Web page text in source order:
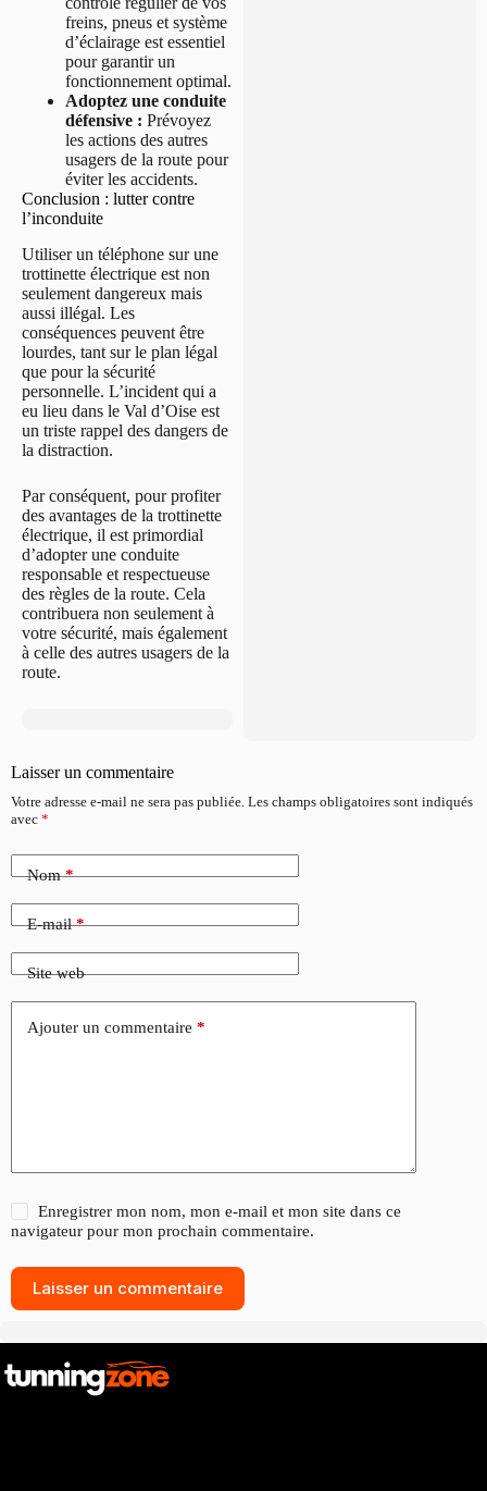
freins, pneus et système
d’éclairage est essentiel
pour garantir un
fonctionnement optimal.
Adoptez une conduite
défensive : Prévoyez
les actions des autres
usagers de la route pour
éviter les accidents.
Conclusion : lutter contre
l’inconduite
Utiliser un téléphone sur une
trottinette électrique est non
seulement dangereux mais
aussi illégal. Les
conséquences peuvent être
lourdes, tant sur le plan légal
que pour la sécurité
personnelle. L’incident qui a
eu lieu dans le Val d’Oise est
un triste rappel des dangers de
la distraction.
Par conséquent, pour profiter
des avantages de la trottinette
électrique, il est primordial
d’adopter une conduite
responsable et respectueuse
des règles de la route. Cela
contribuera non seulement à
votre sécurité, mais également
à celle des autres usagers de la
route.
Laisser un commentaire
Votre adresse e-mail ne sera pas publiée. Les champs obligatoires sont indiqués
avec *
Nom*
E-mail*
Site web
Ajouter un commentaire *
Enregistrer mon nom, mon e-mail et mon site dans ce
navigateur pour mon prochain commentaire.
Laisser un commentaire